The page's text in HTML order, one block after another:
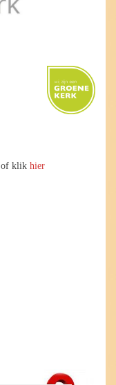
of klik hier